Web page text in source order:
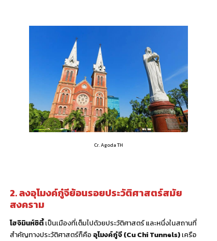
Cr. Agoda TH
2. ลงอุโมงค์กู๋จีย้อนรอยประวัติศาสตร์สมัย
สงคราม
โฮจิมินห์ซิตี้เป็นเมืองที่เต็มไปด้วยประวัติศาสตร์ และหนึ่งในสถานที่
สำคัญทางประวัติศาสตร์ก็คือ อุโมงค์กู๋จี (Cu Chi Tunnels)เครือ